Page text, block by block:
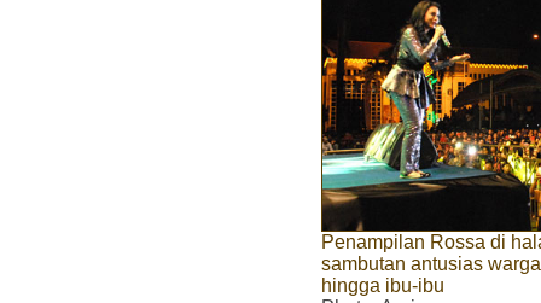
Penampilan Rossa di
sambutan antusias
hingga ibu-ibu